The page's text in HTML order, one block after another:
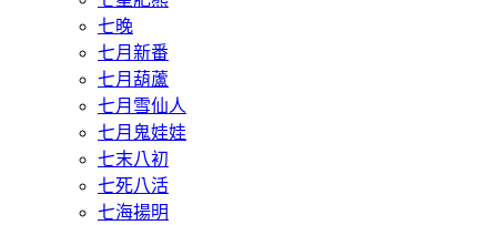
七晚
七月新番
七月葫蘆
七月雪仙人
七月鬼娃娃
七末八初
七死八活
七海揚明